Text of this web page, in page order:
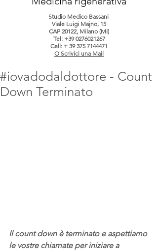
Studio Medico Bassani
Viale Luigi Majno, 15
CAP 20122, Milano (MI)
Tel: +39 0276021267
Cell: + 39 375 7144471
O Scrivici una Mail
#iovadodaldottore - Count
Down Terminato
Il count down è terminato e aspettiamo
le vostre chiamate per iniziare a